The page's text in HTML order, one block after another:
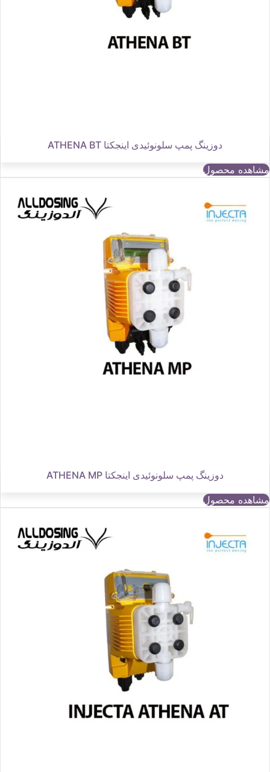
دوزینگ پمپ سلونوئیدی اینجکتا ATHENA BT
مشاهده محصول
دوزینگ پمپ سلونوئیدی اینجکتا ATHENA MP
مشاهده محصول